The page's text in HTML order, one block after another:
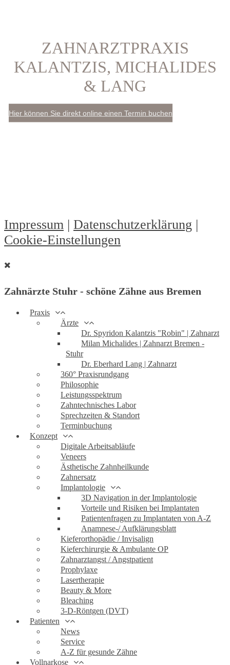
ZAHNARZTPRAXIS
KALANTZIS, MICHALIDES
& LANG
Hier können Sie direkt online einen Termin buchen
Impressum | Datenschutzerklärung |
Cookie-Einstellungen
Zahnärzte Stuhr - schöne Zähne aus Bremen
Praxis
Ärzte
Dr. Spyridon Kalantzis "Robin" | Zahnarzt
Milan Michalides | Zahnarzt Bremen -
Stuhr
Dr. Eberhard Lang | Zahnarzt
360° Praxisrundgang
Philosophie
Leistungsspektrum
Zahntechnisches Labor
Sprechzeiten & Standort
Terminbuchung
Konzept
Digitale Arbeitsabläufe
Veneers
Ästhetische Zahnheilkunde
Zahnersatz
Implantologie
3D Navigation in der Implantologie
Vorteile und Risiken bei Implantaten
Patientenfragen zu Implantaten von A-Z
Anamnese-/ Aufklärungsblatt
Kieferorthopädie / Invisalign
Kieferchirurgie & Ambulante OP
Zahnarztangst / Angstpatient
Prophylaxe
Lasertherapie
Beauty & More
Bleaching
3-D-Röntgen (DVT)
Patienten
News
Service
A-Z für gesunde Zähne
Vollnarkose